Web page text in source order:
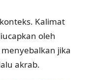
Kalimat
oleh
jika
akrab.